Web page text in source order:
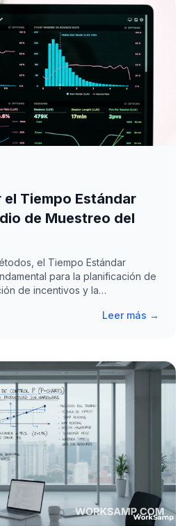
Tiempo Estándar
de Muestreo del
el Tiempo Estándar
para la planificación de
de incentivos y la…
Leer más →